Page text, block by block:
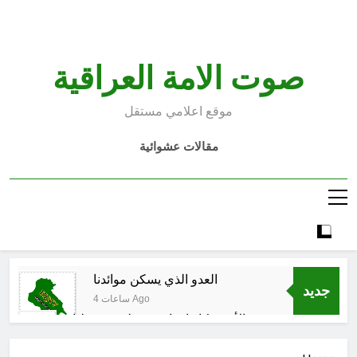
صوت الامة العراقية
موقع اعلامي مستقل
مقالات عشوائية
جديد
العدو الذي يسكن موائدنا
4 ساعات Ago
بالأمس كانوا يراهنون على سقوطنا